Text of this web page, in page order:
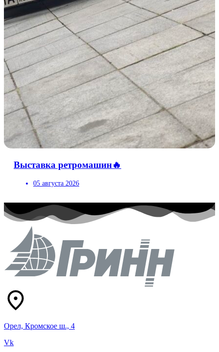
Выставка ретромашин🔥
05 августа 2026
Орел, Кромское ш., 4
Vk